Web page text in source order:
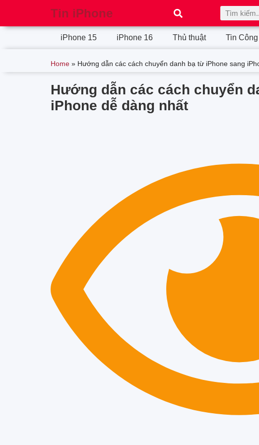
Tin iPhone
iPhone 15 iPhone 16 Thủ thuật Tin
Home » Hướng dẫn các cách chuyển danh bạ từ iPhone sang
Hướng dẫn các cách chuyển
iPhone dễ dàng nhất